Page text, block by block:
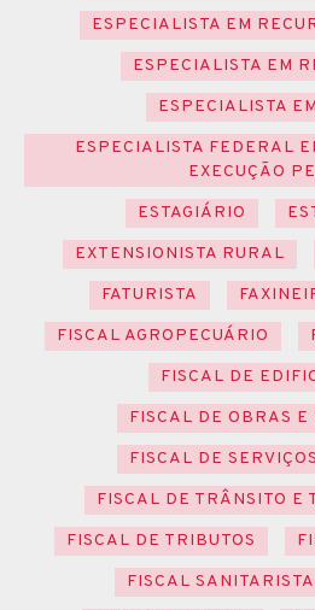
ESPECIALISTA EM
ESPECIALISTA EM
ESPECIALISTA
ESPECIALISTA FEDERAL
EXECUÇÃO
ESTAGIÁRIO
EXTENSIONISTA RURAL
FATURISTA
FISCAL AGROPECUÁRIO
FISCAL DE
FISCAL DE OBRAS E
FISCAL DE
FISCAL DE TRÂNSITO E
FISCAL DE TRIBUTOS
FISCAL SANITARISTA